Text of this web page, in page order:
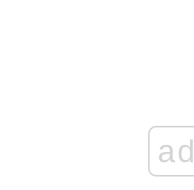
ad